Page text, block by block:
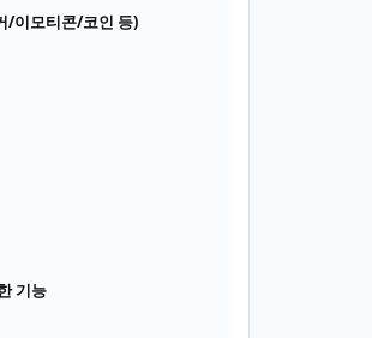
/이모티콘/코인 등)
기능